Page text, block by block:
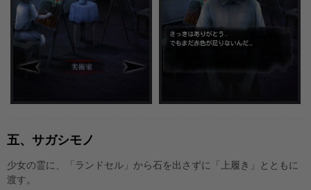
五、サガシモノ
少女の霊に、「ランドセル」から石を出さずに「上履き」とともに
渡す。